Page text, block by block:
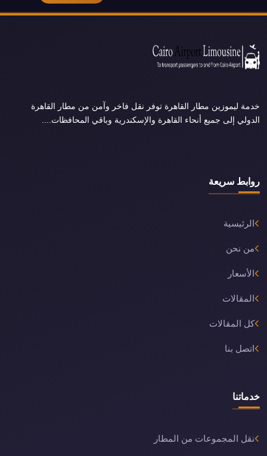
خدمة ليموزين مطار القاهرة توفر نقل فاخر وآمن من مطار القاهرة
الدولي إلى جميع أنحاء القاهرة والإسكندرية وباقي المحافظات....
روابط سريعة
الرئيسية
من نحن
الأسعار
المقالات
كل المقالات
اتصل بنا
خدماتنا
نقل المجموعات من المطار